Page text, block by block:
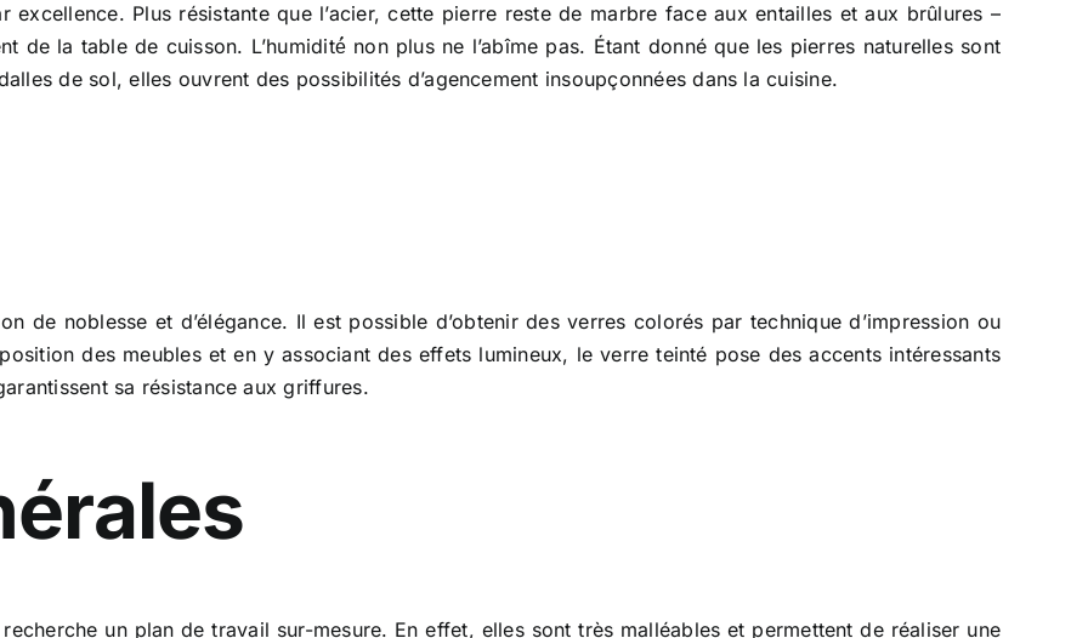
Plus résistante que l’acier, cette pierre reste de marbre face aux entailles et aux brûlures –
de la table de cuisson. L’humidité́ non plus ne l’abîme pas. Étant donné que les pierres naturelles sont
de sol, elles ouvrent des possibilités d’agencement insoupçonnées dans la cuisine.
de noblesse et d’élégance. Il est possible d’obtenir des verres colorés par technique d’impression ou
des meubles et en y associant des effets lumineux, le verre teinté pose des accents intéressants
sa résistance aux griffures.
un plan de travail sur-mesure. En effet, elles sont très malléables et permettent de réaliser une